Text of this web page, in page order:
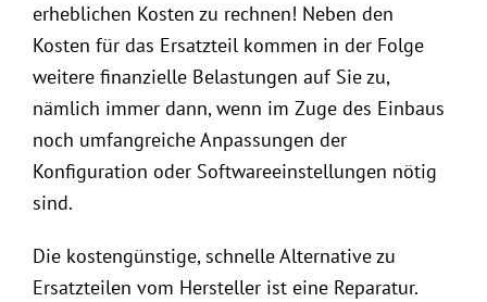
erheblichen Kosten zu rechnen! Neben den
Kosten für das Ersatzteil kommen in der Folge
weitere finanzielle Belastungen auf Sie zu,
nämlich immer dann, wenn im Zuge des Einbaus
noch umfangreiche Anpassungen der
Konfiguration oder Softwareeinstellungen nötig
sind.
Die kostengünstige, schnelle Alternative zu
Ersatzteilen vom Hersteller ist eine Reparatur.